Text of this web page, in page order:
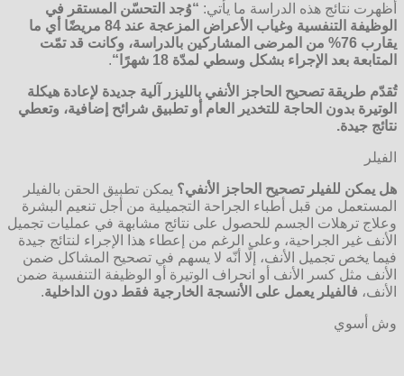
أظهرت نتائج هذه الدراسة ما يأتي: “وُجد التحسّن المستقر في
الوظيفة التنفسية وغياب الأعراض المزعجة عند 84 مريضًا أي ما
يقارب 76% من المرضى المشاركين بالدراسة، وكانت قد تمّت
المتابعة بعد الإجراء بشكل وسطي لمدّة 18 شهرًا
“
.
تُقدّم طريقة تصحيح الحاجز الأنفي بالليزر آلية جديدة لإعادة هيكلة
الوتيرة بدون الحاجة للتخدير العام أو تطبيق شرائح إضافية، وتعطي
نتائج جيدة.
الفيلر
هل يمكن للفيلر تصحيح الحاجز الأنفي؟ يمكن تطبيق الحقن بالفيلر
المستعمل من قبل أطباء الجراحة التجميلية من أجل تنعيم البشرة
وعلاج ترهلات الجسم للحصول على نتائج مشابهة في عمليات تجميل
الأنف غير الجراحية، وعلى الرغم من إعطاء هذا الإجراء لنتائج جيدة
فيما يخص تجميل الأنف، إلّا أنّه لا يسهم في تصحيح المشاكل ضمن
الأنف مثل كسر الأنف أو انحراف الوتيرة أو الوظيفة التنفسية ضمن
الأنف، فالفيلر يعمل على الأنسجة الخارجية فقط دون الداخلية.
وش أسوي